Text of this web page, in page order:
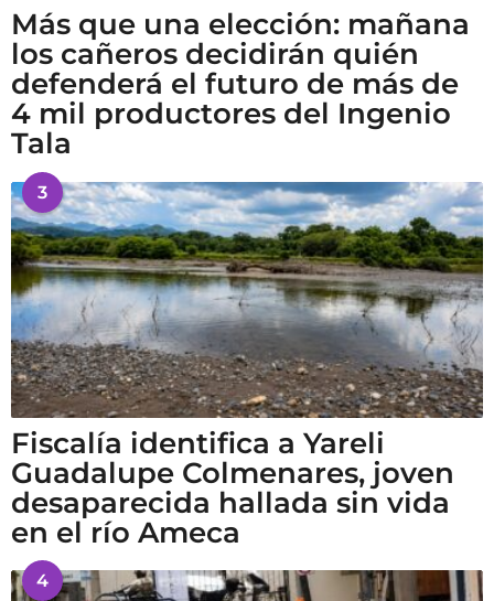
Más que una elección: mañana
los cañeros decidirán quién
defenderá el futuro de más de
4 mil productores del Ingenio
Tala
3
Fiscalía identifica a Yareli
Guadalupe Colmenares, joven
desaparecida hallada sin vida
en el río Ameca
4